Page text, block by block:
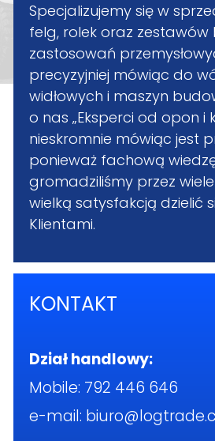
Specjalizujemy się w
felg, rolek oraz zestawów
zastosowań
precyzyjniej mówiąc do
widłowych i maszyn
o nas „Eksperci od opon i
nieskromnie mówiąc jest
ponieważ fachową
gromadziliśmy przez
wielką satysfakcją dzielić
Klientami.
KONTAKT
Dział handlowy:
Mobile: 792 446 646
e-mail: